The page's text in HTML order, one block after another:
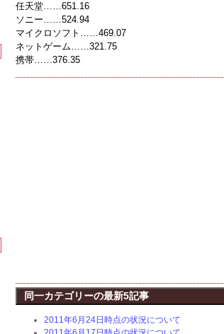
任天堂……651.16
ソニー……524.94
マイクロソフト……469.07
ネットゲーム……321.75
携帯……376.35
同一カテゴリーの最新5記事
2011年6月24日時点の状況について